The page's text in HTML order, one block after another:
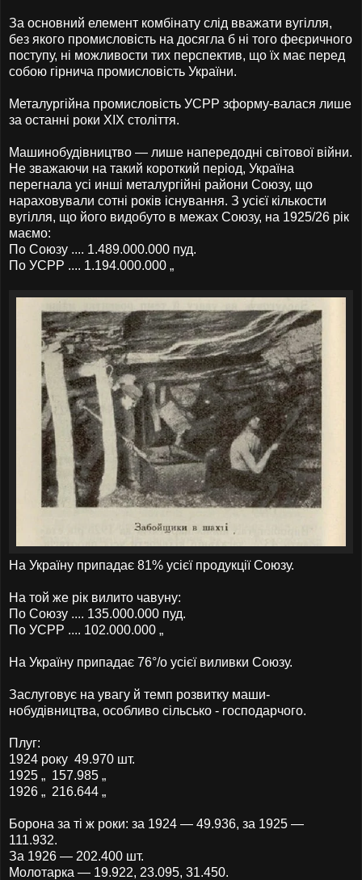
За основний елемент комбінату слід вважати вугілля,
без якого промисловість на досягла б ні того феєричного
поступу, ні можливости тих перспектив, що їх має перед
собою гірнича промисловість України.
Металургійна промисловість УСРР зформу-валася лише
за останні роки XIX століття.
Машинобудівництво — лише напередодні світової війни.
Не зважаючи на такий короткий період, Україна
перегнала усі инші металургійні райони Союзу, що
нараховували сотні років існування. З усієї кількости
вугілля, що його видобуто в межах Союзу, на 1925/26 рік
маємо:
По Союзу .... 1.489.000.000 пуд.
По УСРР .... 1.194.000.000 „
На Україну припадає 81% усієї продукції Союзу.
На той же рік вилито чавуну:
По Союзу .... 135.000.000 пуд.
По УСРР .... 102.000.000 „
На Україну припадає 76°/о усієї виливки Союзу.
Заслуговує на увагу й темп розвитку маши-
нобудівництва, особливо сільсько - господарчого.
Плуг:
1924 року 49.970 шт.
1925 „ 157.985 „
1926 „ 216.644 „
Борона за ті ж роки: за 1924 — 49.936, за 1925 —
111.932.
За 1926 — 202.400 шт.
Молотарка — 19.922, 23.095, 31.450.